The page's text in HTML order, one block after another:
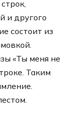
и другого
состоит из
«Ты меня не
Таким